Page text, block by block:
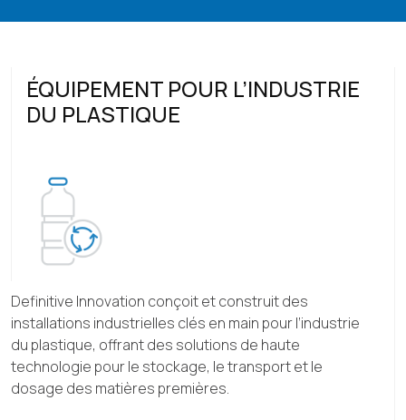
ÉQUIPEMENT POUR L’INDUSTRIE
DU PLASTIQUE
Definitive Innovation conçoit et construit des
installations industrielles clés en main pour l’industrie
du plastique, offrant des solutions de haute
technologie pour le stockage, le transport et le
dosage des matières premières.